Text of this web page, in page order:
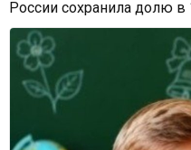
России сохранила долю в